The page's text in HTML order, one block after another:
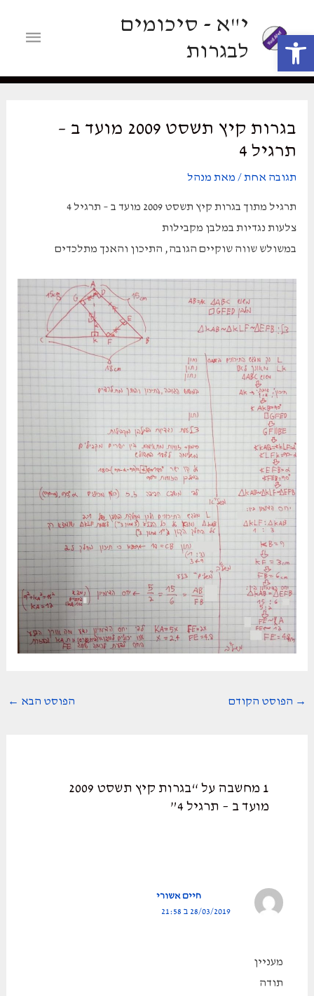
י"א - סיכומים
לבגרות
בגרות קיץ תשסט 2009 מועד ב –
תרגיל 4
תגובה אחת/ מאת מנהל
תרגיל מתוך בגרות קיץ תשסט 2009 מועד ב – תרגיל 4
צלעות נגדיות במלבן מקבילות
במשולש שווה שוקיים הגובה, התיכון והאנך מתלכדים
Post
→ הפוסט הקודם הפוסט הבא ←
1 מחשבה על “בגרות קיץ תשסט 2009
מועד ב – תרגיל 4”
חיים אשורי
28/03/2019 ב 21:58
מעניין
תודה
פתח סרגל נגישות